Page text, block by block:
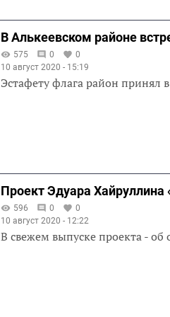
В Алькеевском районе
575 0
0
10 август 2020 - 15:19
Эстафету флага район принял
Проект Эдуара
596 0
0
10 август 2020 - 12:22
В свежем выпуске проекта -